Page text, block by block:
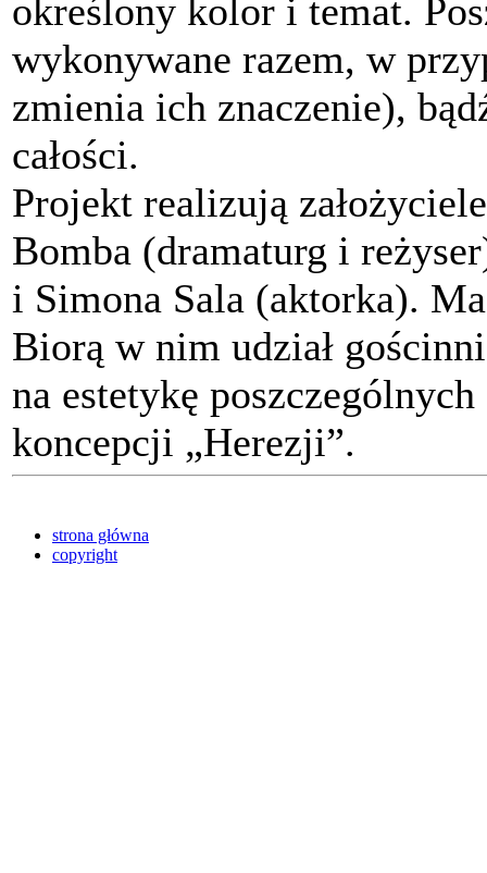
określony kolor i temat.
wykonywane razem, w
zmienia ich znaczenie),
całości.
Projekt realizują
Bomba (dramaturg i
i Simona Sala (aktorka).
Biorą w nim udział
na estetykę
koncepcji „Herezji”.
strona główna
copyright